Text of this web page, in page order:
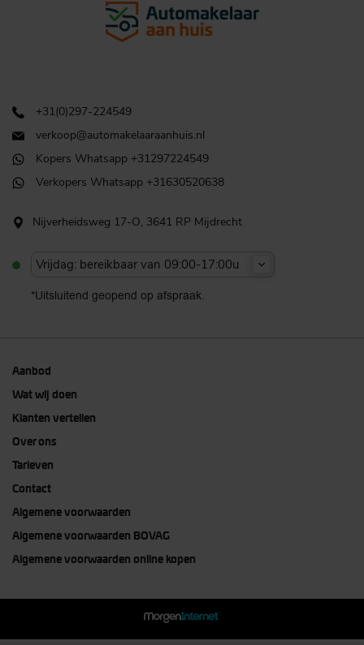
+31(0)297-224549
verkoop@automakelaaraanhuis.nl
Kopers Whatsapp +31297224549
Verkopers Whatsapp +31630520638
Nijverheidsweg 17-O, 3641 RP Mijdrecht
Vrijdag: bereikbaar van 09:00-17:00u
*Uitsluitend geopend op afspraak.
Aanbod
Wat wij doen
Klanten vertellen
Over ons
Tarieven
Contact
Algemene voorwaarden
Algemene voorwaarden BOVAG
Algemene voorwaarden online kopen